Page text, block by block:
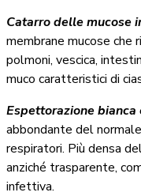
Catarro delle mucose
membrane mucose che
polmoni, vescica,
muco caratteristici di
Espettorazione bianca
abbondante del
respiratori. Più densa
anziché trasparente,
infettiva.